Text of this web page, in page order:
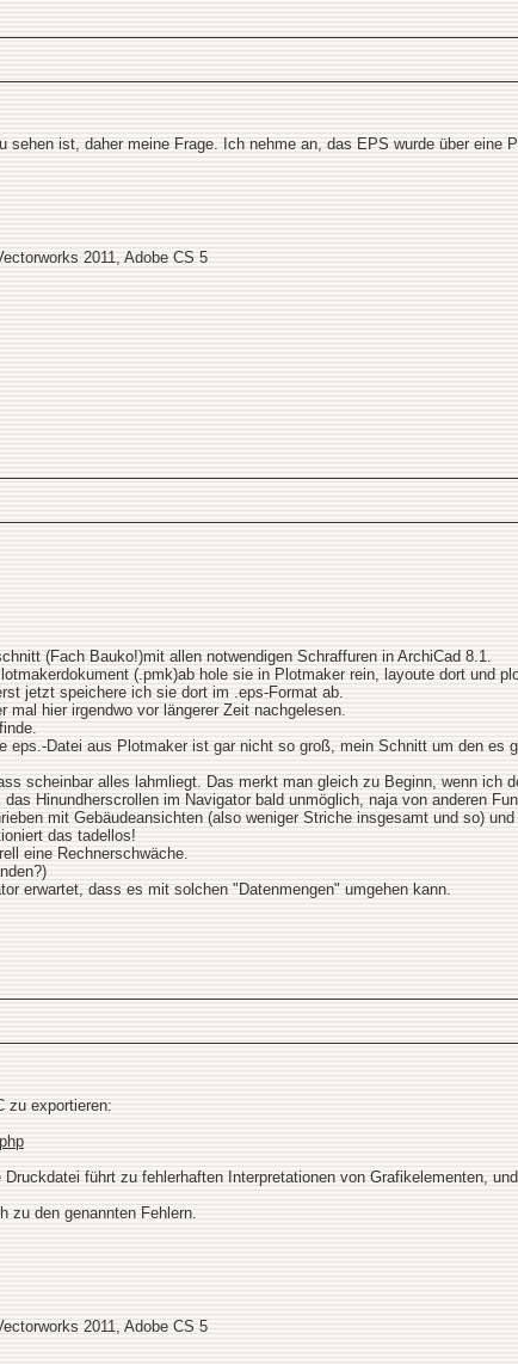
sehen ist, daher meine Frage. Ich nehme an, das EPS wurde über eine
2011, Adobe CS 5
(Fach Bauko!)mit allen notwendigen Schraffuren in ArchiCad 8.1.
(.pmk)ab hole sie in Plotmaker rein, layoute dort und
jetzt speichere ich sie dort im .eps-Format ab.
mal hier irgendwo vor längerer Zeit nachgelesen.
eps.-Datei aus Plotmaker ist gar nicht so groß, mein Schnitt um den es
scheinbar alles lahmliegt. Das merkt man gleich zu Beginn, wenn ich
Hinundherscrollen im Navigator bald unmöglich, naja von anderen
mit Gebäudeansichten (also weniger Striche insgesamt und so)
das tadellos!
eine Rechnerschwäche.
erwartet, dass es mit solchen "Datenmengen" umgehen kann.
zu exportieren:
führt zu fehlerhaften Interpretationen von Grafikelementen,
zu den genannten Fehlern.
2011, Adobe CS 5